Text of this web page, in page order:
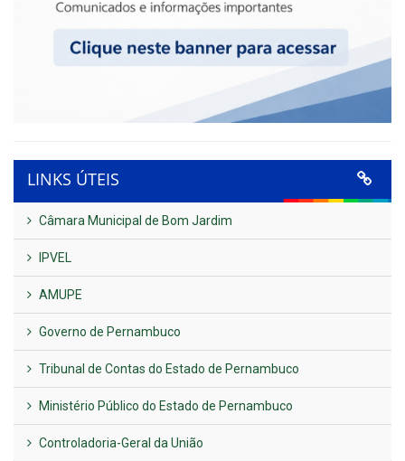
LINKS ÚTEIS
Câmara Municipal de Bom Jardim
IPVEL
AMUPE
Governo de Pernambuco
Tribunal de Contas do Estado de Pernambuco
Ministério Público do Estado de Pernambuco
Controladoria-Geral da União